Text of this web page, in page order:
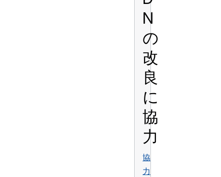
N
の
改
良
に
協
力
協
力